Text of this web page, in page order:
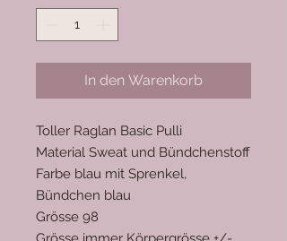
In den Warenkorb
Toller Raglan Basic Pulli
Material Sweat und Bündchenstoff
Farbe blau mit Sprenkel,
Bündchen blau
Grösse 98